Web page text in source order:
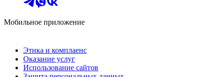
Мобильное приложение
Этика и комплаенс
Оказание услуг
Использование сайтов